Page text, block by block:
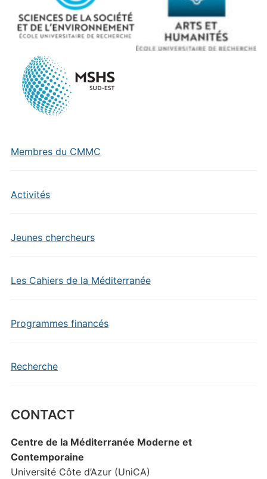
Membres du CMMC
Activités
Jeunes chercheurs
Les Cahiers de la Méditerranée
Programmes financés
Recherche
CONTACT
Centre de la Méditerranée Moderne et
Contemporaine
Université Côte d’Azur (UniCA)